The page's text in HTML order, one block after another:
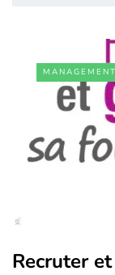
MANAGEMENT
Recruter